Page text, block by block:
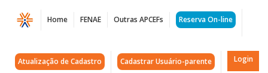
Página
Arquivos
melhor
Home FENAE Outras APCEFs Reserva On-line
Atualização de Cadastro Cadastrar Usuário-parente Login